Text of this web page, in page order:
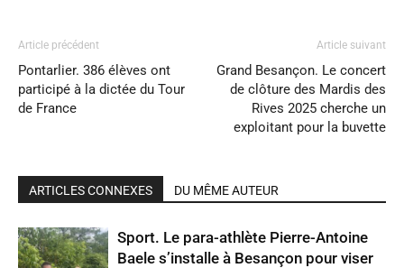
Article précédent
Pontarlier. 386 élèves ont
participé à la dictée du Tour
de France
Article suivant
Grand Besançon. Le concert
de clôture des Mardis des
Rives 2025 cherche un
exploitant pour la buvette
ARTICLES CONNEXES DU MÊME AUTEUR
Sport. Le para-athlète Pierre-Antoine
Baele s’installe à Besançon pour viser